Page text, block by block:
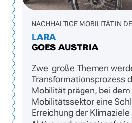
NACHHALTIGE MOBILITÄT IN
LARA
GOES AUSTRIA
Zwei große Themen
Transformationsprozess
Mobilität prägen, bei dem
Mobilitätssektor eine
Erreichung der